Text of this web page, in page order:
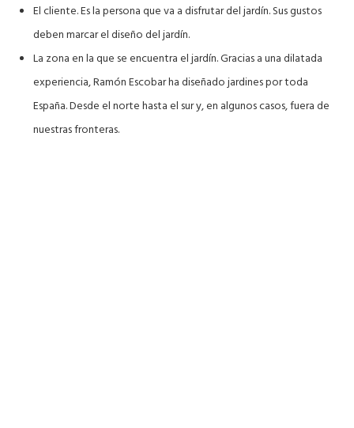
El cliente. Es la persona que va a disfrutar del jardín. Sus gustos
deben marcar el diseño del jardín.
La zona en la que se encuentra el jardín. Gracias a una dilatada
experiencia, Ramón Escobar ha diseñado jardines por toda
España. Desde el norte hasta el sur y, en algunos casos, fuera de
nuestras fronteras.